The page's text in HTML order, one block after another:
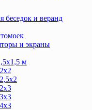
беседок и веранд
и экраны
м